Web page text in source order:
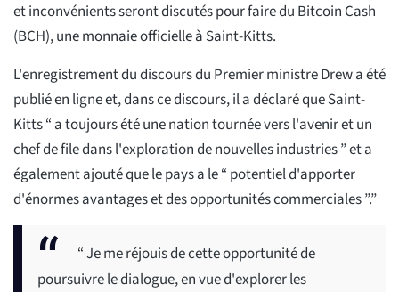
et inconvénients seront discutés pour faire du Bitcoin Cash
(BCH), une monnaie officielle à Saint-Kitts.
L'enregistrement du discours du Premier ministre Drew a été
publié en ligne et, dans ce discours, il a déclaré que Saint-
Kitts “ a toujours été une nation tournée vers l'avenir et un
chef de file dans l'exploration de nouvelles industries ” et a
également ajouté que le pays a le “ potentiel d'apporter
d'énormes avantages et des opportunités commerciales ”.”
“ Je me réjouis de cette opportunité de
poursuivre le dialogue, en vue d'explorer les